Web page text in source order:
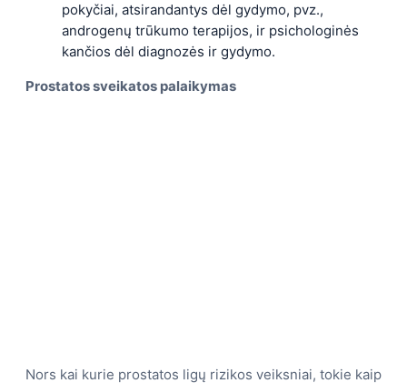
pokyčiai, atsirandantys dėl gydymo, pvz.,
androgenų trūkumo terapijos, ir psichologinės
kančios dėl diagnozės ir gydymo.
Prostatos sveikatos palaikymas
Nors kai kurie prostatos ligų rizikos veiksniai, tokie kaip